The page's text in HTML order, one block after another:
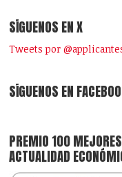
SÍGUENOS EN X
Tweets por
SÍGUENOS EN
PREMIO 100
ACTUALIDAD